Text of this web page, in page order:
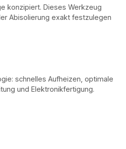
konzipiert. Dieses Werkzeug
Abisolierung exakt festzulegen
schnelles Aufheizen, optimale
und Elektronikfertigung.